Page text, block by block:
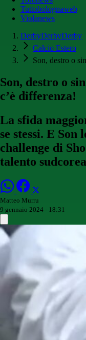
Tuttobolognaweb
Violanews
DerbyDerbyDerby
Calcio Estero
Son, destro o
Son, destro o
c’è differenza!
La sfida
se stessi. E Son
challenge di
talento
Matteo Murru
9 gennaio 2024 - 18:31